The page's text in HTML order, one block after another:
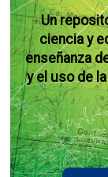
Un
ciencia y
enseñanza
y el uso de